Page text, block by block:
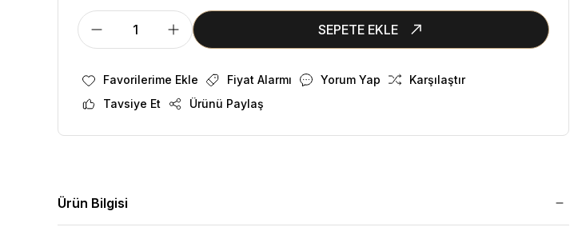
SEPETE EKLE
Fiyat Alarmı Yorum Yap
Karşılaştır
Tavsiye Et
Ürünü Paylaş
Ürün Bilgisi